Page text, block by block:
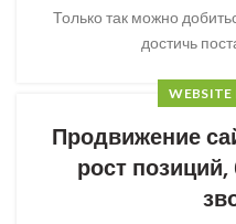
Только так можно
достичь
Продвижение
рост